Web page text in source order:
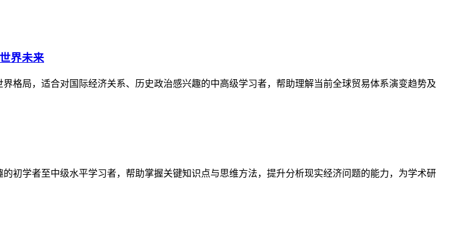
界未来
格局，适合对国际经济关系、历史政治感兴趣的中高级学习者，帮助理解当前全球贸易体系演变趋势及
初学者至中级水平学习者，帮助掌握关键知识点与思维方法，提升分析现实经济问题的能力，为学术研